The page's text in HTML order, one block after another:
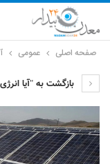
صفحه اصلی عمومی
بازگشت به "آیا